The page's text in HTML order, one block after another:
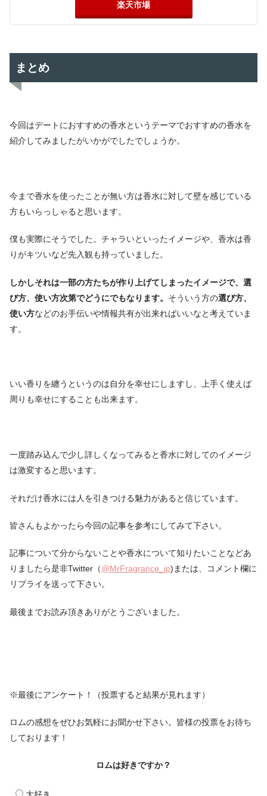
楽天市場
まとめ
今回はデートにおすすめの香水というテーマでおすすめの香水を
紹介してみましたがいかがでしたでしょうか。
今まで香水を使ったことが無い方は香水に対して壁を感じている
方もいらっしゃると思います。
僕も実際にそうでした。チャラいといったイメージや、香水は香
りがキツいなど先入観も持っていました。
しかしそれは一部の方たちが作り上げてしまったイメージで、選
び方、使い方次第でどうにでもなります。 そういう方の選び方、
使い方などのお手伝いや情報共有が出来ればいいなと考えていま
す。
いい香りを纏うというのは自分を幸せにしますし、上手く使えば
周りも幸せにすることも出来ます。
一度踏み込んで少し詳しくなってみると香水に対してのイメージ
は激変すると思います。
それだけ香水には人を引きつける魅力があると信じています。
皆さんもよかったら今回の記事を参考にしてみて下さい。
記事について分からないことや香水について知りたいことなどあ
りましたら是非Twitter（ @MrFragrance_jp)または、コメント欄に
リプライを送って下さい。
最後までお読み頂きありがとうございました。
※最後にアンケート！（投票すると結果が見れます）
ロムの感想をぜひお気軽にお聞かせ下さい。皆様の投票をお待ち
しております！
ロムは好きですか？